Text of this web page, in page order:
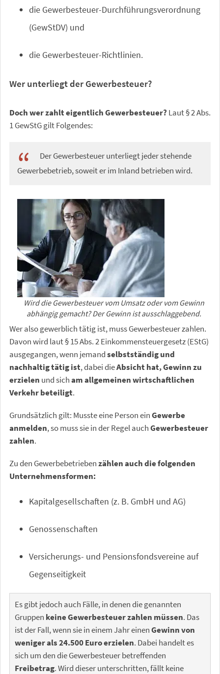
die Gewerbesteuer-Durchführungsverordnung
(GewStDV) und
die Gewerbesteuer-Richtlinien.
Wer unterliegt der Gewerbesteuer?
Doch wer zahlt eigentlich Gewerbesteuer? Laut § 2 Abs.
1 GewStG gilt Folgendes:
Der Gewerbesteuer unterliegt jeder stehende
Gewerbebetrieb, soweit er im Inland betrieben wird.
Wird die Gewerbesteuer vom Umsatz oder vom Gewinn
abhängig gemacht? Der Gewinn ist ausschlaggebend.
Wer also gewerblich tätig ist, muss Gewerbesteuer zahlen.
Davon wird laut § 15 Abs. 2 Einkommensteuergesetz (EStG)
ausgegangen, wenn jemandselbstständig und
nachhaltig tätig ist, dabei dieAbsicht hat, Gewinn zu
erzielen und sicham allgemeinen wirtschaftlichen
Verkehr beteiligt.
Grundsätzlich gilt: Musste eine Person einGewerbe
anmelden, so muss sie in der Regel auchGewerbesteuer
zahlen.
Zu den Gewerbebetriebenzählen auch die folgenden
Unternehmensformen:
Kapitalgesellschaften (z. B. GmbH und AG)
Genossenschaften
Versicherungs- und Pensionsfondsvereine auf
Gegenseitigkeit
Es gibt jedoch auch Fälle, in denen die genannten
Gruppen keine Gewerbesteuer zahlen müssen. Das
ist der Fall, wenn sie in einem Jahr einenGewinn von
weniger als 24.500 Euro erzielen. Dabei handelt es
sich um den die Gewerbesteuer betreffenden
Freibetrag. Wird dieser unterschritten, fällt keine